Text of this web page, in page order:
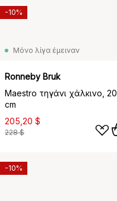
Μόνο λίγα έμειναν
Ronneby Bruk
Maestro τηγάνι χάλκινο, 20
cm
205,20 $
228 $
-10%
-10%